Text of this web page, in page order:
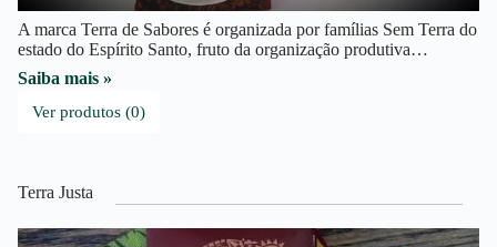
A marca Terra de Sabores é organizada por famílias Sem Terra do
estado do Espírito Santo, fruto da organização produtiva…
Saiba mais »
Ver produtos (0)
Terra Justa